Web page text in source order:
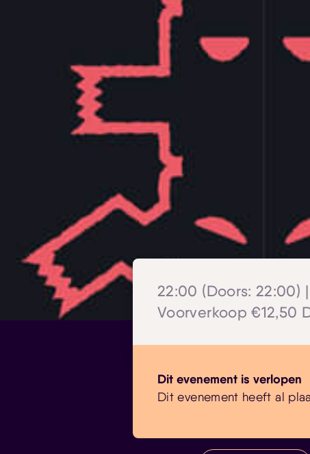
22:00 (Doors: 22:00)
Voorverkoop €12,50
Dit evenement is verlopen
Dit evenement heeft al